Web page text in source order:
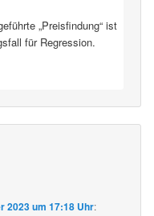
„Preisfindung“ ist
für Regression.
2023 um 17:18 Uhr: